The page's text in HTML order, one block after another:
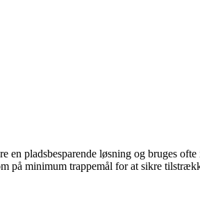
en pladsbesparende løsning og bruges
på minimum trappemål for at sikre